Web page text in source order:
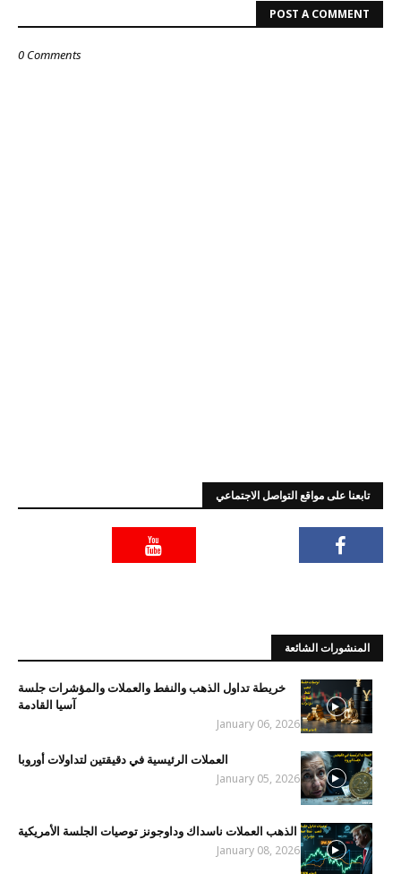
POST A COMMENT
0 Comments
تابعنا على مواقع التواصل الاجتماعي
المنشورات الشائعة
خريطة تداول الذهب والنفط والعملات والمؤشرات جلسة
آسيا القادمة
January 06, 2026
العملات الرئيسية في دقيقتين لتداولات أوروبا
January 05, 2026
الذهب العملات ناسداك وداوجونز توصيات الجلسة الأمريكية
January 08, 2026